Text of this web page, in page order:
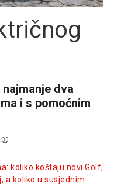
dva
i s pomoćnim
koliko koštaju novi Golf,
a koliko u susjednim